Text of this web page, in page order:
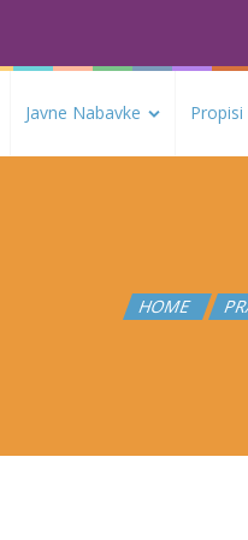
Javne Nabavke Propisi
HOME